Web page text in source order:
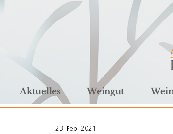
Aktuelles Weingut
23. Feb. 2021